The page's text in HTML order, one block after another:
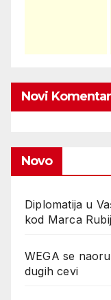
Novi
Novo
Diplomatija u
kod Marca
WEGA se
dugih cevi